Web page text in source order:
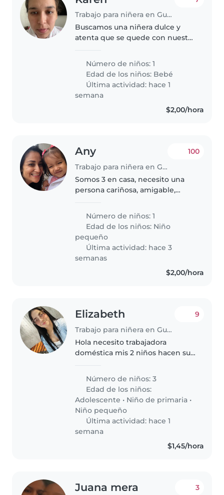
Trabajo para niñera en Guayaquil
Buscamos una niñera dulce y
atenta que se quede con nuestro
encantarán su carácter tranquilo
y su energía, aunque un poco
revoltoso. Requiere que le
Número de niños: 1
Edad de los niños: Bebé
Última actividad: hace 1
semana
$2,00/hora
Any
Trabajo para niñera en Guayaquil
100
Somos 3 en casa, necesito una
persona cariñosa, amigable,
respetuosa, alimentación
saludable. Debe tener buena
crianza, para poder ser cuidadora
de..
Número de niños: 1
Edad de los niños: Niño
pequeño
Última actividad: hace 3
semanas
$2,00/hora
Elizabeth
Trabajo para niñera en Guayaquil
9
Hola necesito trabajadora
doméstica mis 2 niños hacen sus
está aprendiendo aún
Número de niños: 3
Edad de los niños:
Adolescente • Niño de primaria •
Niño pequeño
Última actividad: hace 1
semana
$1,45/hora
Juana mera 3